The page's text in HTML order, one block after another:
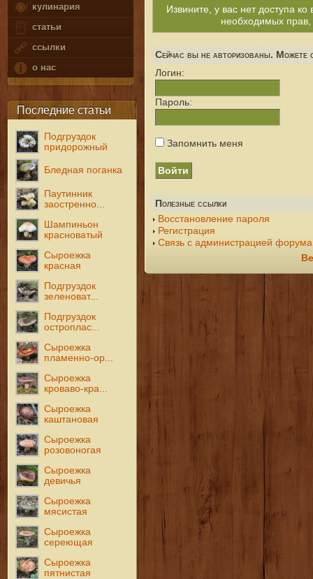
кулинария
статьи
ссылки
о нас
Последние статьи
Подгруздок
придорожный
Бледная поганка
Паутинник
заостренно...
Шампиньон
красноватый
Сыроежка
красная
Подгруздок
зеленоват...
Подгруздок
остроплас...
Сыроежка
пламенно-ор...
Сыроежка
кроваво-кра...
Сыроежка
каштановая
Сыроежка
розовоногая
Сыроежка
девичья
Сыроежка
мясистая
Сыроежка
сереющая
Сыроежка
пятнистая
Извините, у вас нет доступа
необходимых прав,
Сейчас вы не авторизованы. Можете
Логин:
Пароль:
Запомнить меня
Полезные ссылки
Восстановление пароля
Регистрация
Связь с администрацией форума